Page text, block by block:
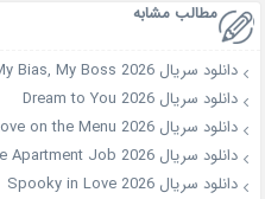
مطالب مشابه
دانلود سریال My Bias, My Boss 2026
دانلود سریال Dream to You 2026
دانلود سریال Love on the Menu 2026
دانلود سریال The Apartment Job 2026
دانلود سریال Spooky in Love 2026